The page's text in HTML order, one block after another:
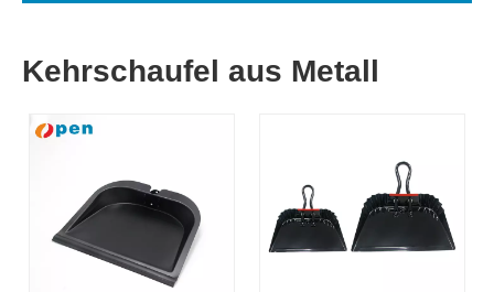
Kehrschaufel aus Metall